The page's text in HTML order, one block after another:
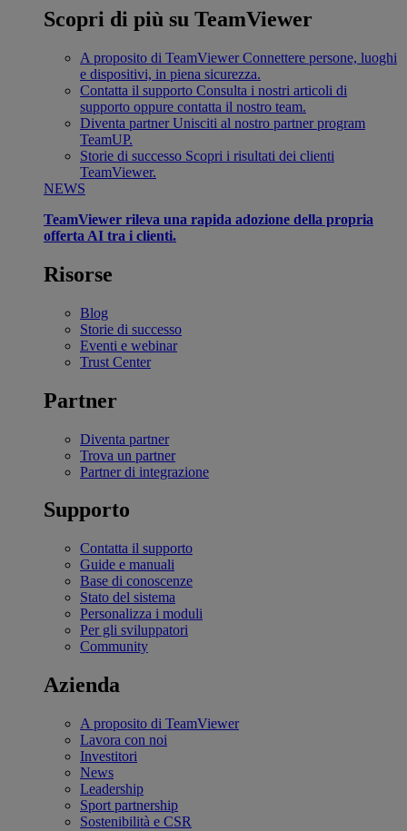
Scopri di più su TeamViewer
A proposito di TeamViewer Connettere persone, luoghi
e dispositivi, in piena sicurezza.
Contatta il supporto Consulta i nostri articoli di
supporto oppure contatta il nostro team.
Diventa partner Unisciti al nostro partner program
TeamUP.
Storie di successo Scopri i risultati dei clienti
TeamViewer.
NEWS
TeamViewer rileva una rapida adozione della propria
offerta AI tra i clienti.
Risorse
Blog
Storie di successo
Eventi e webinar
Trust Center
Partner
Diventa partner
Trova un partner
Partner di integrazione
Supporto
Contatta il supporto
Guide e manuali
Base di conoscenze
Stato del sistema
Personalizza i moduli
Per gli sviluppatori
Community
Azienda
A proposito di TeamViewer
Lavora con noi
Investitori
News
Leadership
Sport partnership
Sostenibilità e CSR